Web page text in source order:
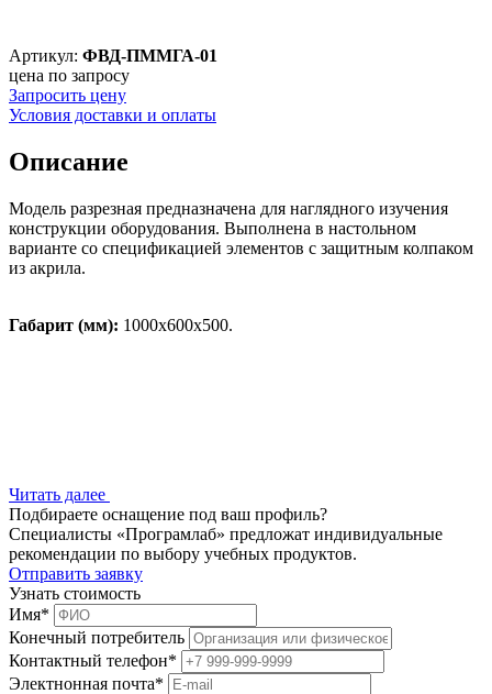
Артикул: ФВД-ПММГА-01
цена по запросу
Запросить цену
Условия доставки и оплаты
Описание
Модель разрезная предназначена для наглядного изучения
конструкции оборудования. Выполнена в настольном
варианте со спецификацией элементов с защитным колпаком
из акрила.
Габарит (мм): 1000х600х500.
Читать далее
Подбираете оснащение под ваш профиль?
Специалисты «Програмлаб» предложат индивидуальные
рекомендации по выбору учебных продуктов.
Отправить заявку
Узнать стоимость
Имя*
Конечный потребитель
Контактный телефон*
Электнонная почта*